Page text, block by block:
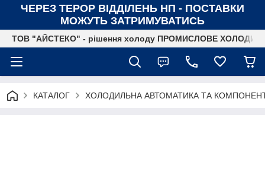
ЧЕРЕЗ ТЕРОР ВІДДІЛЕНЬ НП - ПОСТАВКИ
МОЖУТЬ ЗАТРИМУВАТИСЬ
ТОВ "АЙСТЕКО" - рішення холоду ПРОМИСЛОВЕ
КАТАЛОГ ХОЛОДИЛЬНА АВТОМАТИКА ТА